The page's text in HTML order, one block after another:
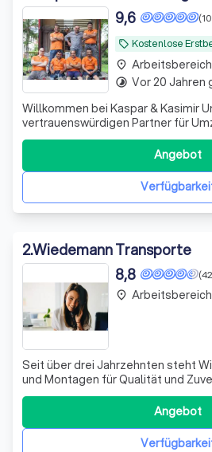
local_offer Kostenlose
9,6
Willkommen bei Kaspar & Kasimir
vertrauenswürdigen Partner für
darüber hinaus. Als
Jahren Erfahrung verstehen wir die
und Bedürfnisse, die mit einem
Unser Ziel ist es, Ihnen einen
Angebot
place
timelapse Vor 20 Jahren
2.Wiedemann Transporte
8,8
Seit über drei Jahrzehnten steht
und Montagen für Qualität und
familiengeführtes Unternehmen
auf die Zufriedenheit unserer
Geschäftspartner. Unsere
Transporte und Montagen aller Art,
Angebot
place